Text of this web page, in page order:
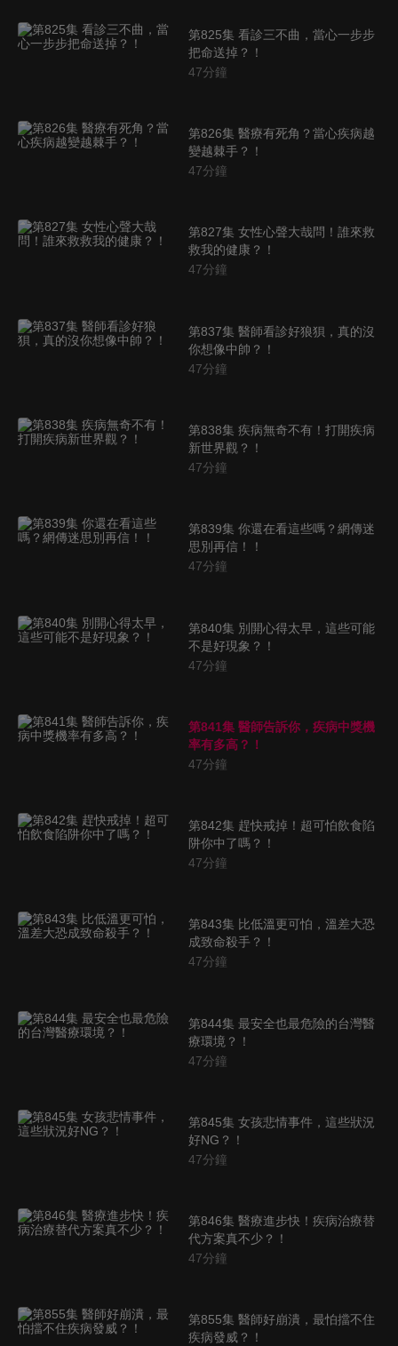
第825集 看診三不曲，當心一步步
把命送掉？！
47分鐘
第826集 醫療有死角？當心疾病越
變越棘手？！
47分鐘
第827集 女性心聲大哉問！誰來救
救我的健康？！
47分鐘
第837集 醫師看診好狼狽，真的沒
你想像中帥？！
47分鐘
第838集 疾病無奇不有！打開疾病
新世界觀？！
47分鐘
第839集 你還在看這些嗎？網傳迷
思別再信！！
47分鐘
第840集 別開心得太早，這些可能
不是好現象？！
47分鐘
第841集 醫師告訴你，疾病中獎機
率有多高？！
47分鐘
第842集 趕快戒掉！超可怕飲食陷
阱你中了嗎？！
47分鐘
第843集 比低溫更可怕，溫差大恐
成致命殺手？！
47分鐘
第844集 最安全也最危險的台灣醫
療環境？！
47分鐘
第845集 女孩悲情事件，這些狀況
好NG？！
47分鐘
第846集 醫療進步快！疾病治療替
代方案真不少？！
47分鐘
第855集 醫師好崩潰，最怕擋不住
疾病發威？！